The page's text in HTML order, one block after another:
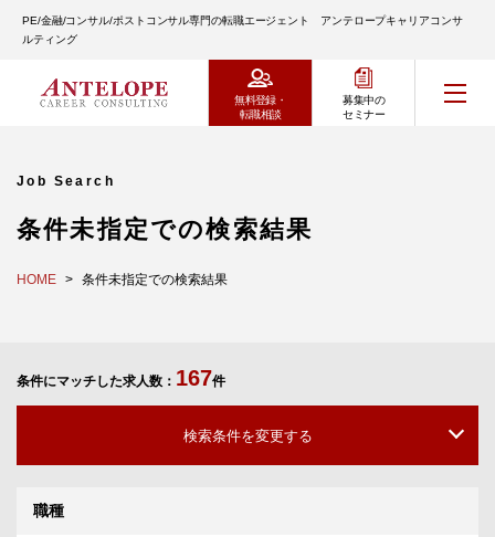
PE/金融/コンサル/ポストコンサル専門の転職エージェント アンテロープキャリアコンサ
ルティング
無料登録・
転職相談
募集中の
セミナー
Job Search
条件未指定での検索結果
HOME 条件未指定での検索結果
条件にマッチした求人数： 167件
検索条件を変更する
職種